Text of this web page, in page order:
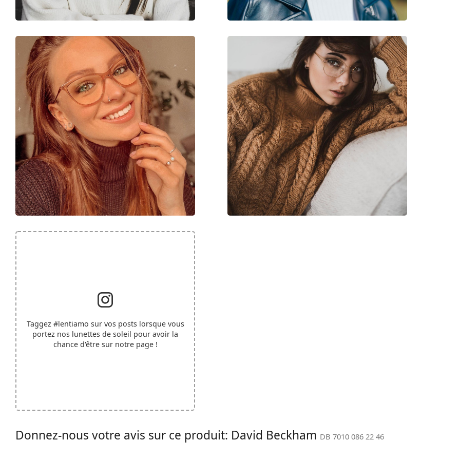
Taggez #lentiamo sur vos posts lorsque vous
portez nos lunettes de soleil pour avoir la
chance d'être sur notre page !
Donnez-nous votre avis sur ce produit: David Beckham DB 7010 086 22 46